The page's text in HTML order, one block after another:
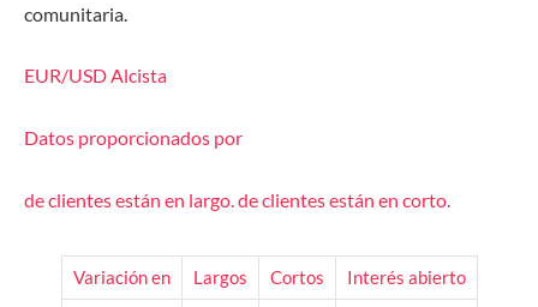
comunitaria.
EUR/USDAlcista
Datos proporcionados por
de clientes están en largo. de clientes están en corto.
Variación en Largos Cortos
Interés abierto